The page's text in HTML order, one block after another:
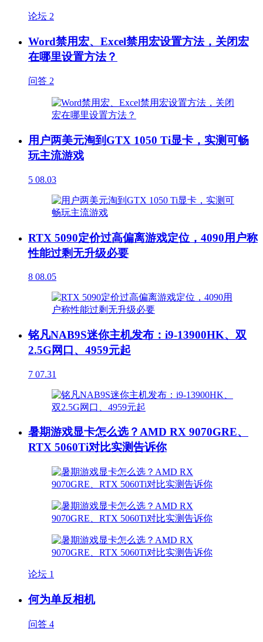
论坛 2
Word禁用宏、Excel禁用宏设置方法，关闭宏
在哪里设置方法？
问答 2
用户两美元淘到GTX 1050 Ti显卡，实测可畅
玩主流游戏
5 08.03
RTX 5090定价过高偏离游戏定位，4090用户称
性能过剩无升级必要
8 08.05
铭凡NAB9S迷你主机发布：i9-13900HK、双
2.5G网口、4959元起
7 07.31
暑期游戏显卡怎么选？AMD RX 9070GRE、
RTX 5060Ti对比实测告诉你
论坛 1
何为单反相机
问答 4